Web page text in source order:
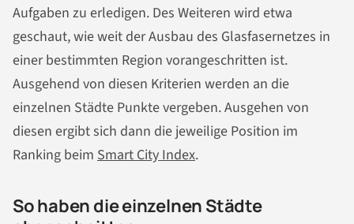
Aufgaben zu erledigen. Des Weiteren wird etwa
geschaut, wie weit der Ausbau des Glasfasernetzes in
einer bestimmten Region vorangeschritten ist.
Ausgehend von diesen Kriterien werden an die
einzelnen Städte Punkte vergeben. Ausgehen von
diesen ergibt sich dann die jeweilige Position im
Ranking beim Smart City Index.
So haben die einzelnen Städte